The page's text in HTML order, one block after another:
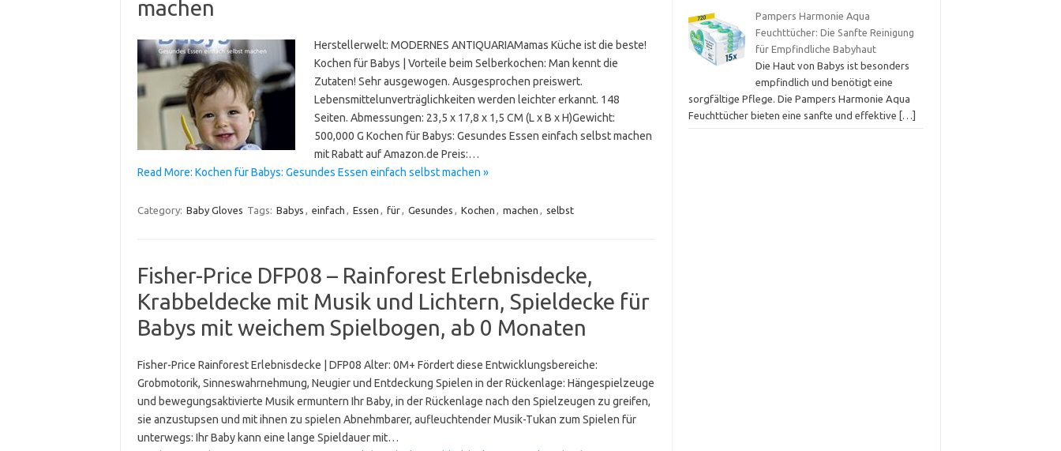
machen
Herstellerwelt: MODERNES ANTIQUARIAMamas Küche ist die beste!
Kochen für Babys | Vorteile beim Selberkochen: Man kennt die
Zutaten! Sehr ausgewogen. Ausgesprochen preiswert.
Lebensmittelunverträglichkeiten werden leichter erkannt. 148
Seiten. Abmessungen: 23,5 x 17,8 x 1,5 CM (L x B x H)Gewicht:
500,000 G Kochen für Babys: Gesundes Essen einfach selbst machen
mit Rabatt auf Amazon.de Preis:…
Read More: Kochen für Babys: Gesundes Essen einfach selbst machen »
Category: Baby Gloves Tags: Babys , einfach , Essen , für, Gesundes , Kochen , machen , selbst
Fisher-Price DFP08 – Rainforest Erlebnisdecke,
Krabbeldecke mit Musik und Lichtern, Spieldecke für
Babys mit weichem Spielbogen, ab 0 Monaten
Fisher-Price Rainforest Erlebnisdecke | DFP08 Alter: 0M+ Fördert diese Entwicklungsbereiche:
Grobmotorik, Sinneswahrnehmung, Neugier und Entdeckung Spielen in der Rückenlage: Hängespielzeuge
und bewegungsaktivierte Musik ermuntern Ihr Baby, in der Rückenlage nach den Spielzeugen zu greifen,
sie anzustupsen und mit ihnen zu spielen Abnehmbarer, aufleuchtender Musik-Tukan zum Spielen für
unterwegs: Ihr Baby kann eine lange Spieldauer mit…
Pampers Harmonie Aqua
Feuchttücher: Die Sanfte Reinigung
für Empfindliche Babyhaut
Die Haut von Babys ist besonders
empfindlich und benötigt eine
sorgfältige Pflege. Die Pampers Harmonie Aqua
Feuchttücher bieten eine sanfte und effektive […]